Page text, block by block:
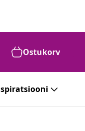
Ostukorv